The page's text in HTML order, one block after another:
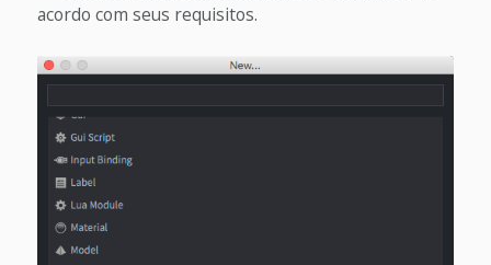
acordo com seus requisitos.